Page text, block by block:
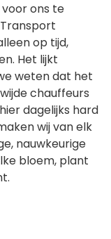
ons te
op tijd,
Het lijkt
weten dat het
chauffeurs
dagelijks hard
wij van elk
nauwkeurige
bloem, plant